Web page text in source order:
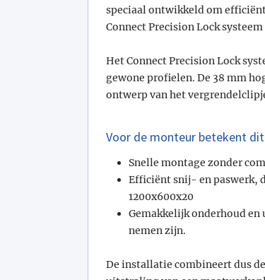
speciaal ontwikkeld om
Connect Precision Lock
Het Connect Precision Lock
gewone profielen. De 38 mm
ontwerp van het
Voor de monteur betekent
Snelle montage zonder
Efficiënt snij- en paswerk,
1200x600x20
Gemakkelijk onderhoud
nemen zijn.
De installatie combineert dus